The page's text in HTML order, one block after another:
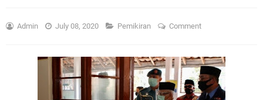
Admin July 08, 2020 Pemikiran Comment